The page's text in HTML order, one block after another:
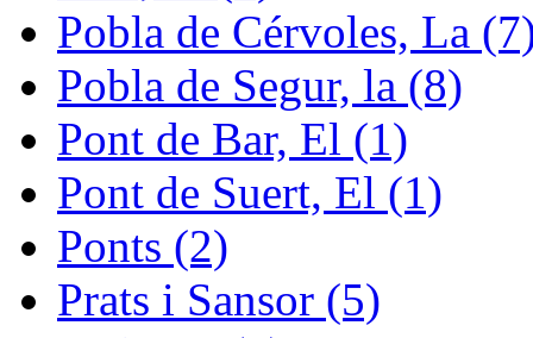
Pobla de Cérvoles, La
Pobla de Segur, la (8)
Pont de Bar, El (1)
Pont de Suert, El (1)
Ponts (2)
Prats i Sansor (5)